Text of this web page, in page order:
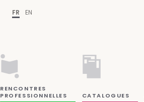
FR EN
RENCONTRES
PROFESSIONNELLES
CATALOGUES